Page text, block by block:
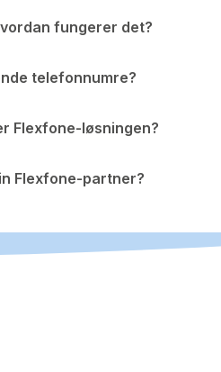
fungerer det?
telefonnumre?
Flexfone-løsningen?
Flexfone-partner?